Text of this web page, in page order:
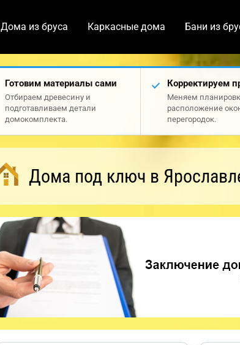
Дома из бруса Каркасные дома Бани из
Готовим материалы сами
Отбираем древесину и
подготавливаем детали
домокомплекта.
Корректируем
Меняем
расположение
перегородок.
Дома под ключ в